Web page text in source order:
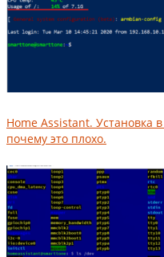
Home Assistant. Установка
почему это плохо.